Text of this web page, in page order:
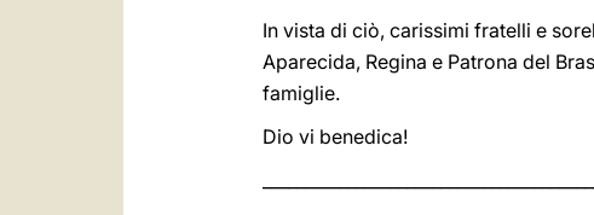
In vista di ciò, carissimi fratelli e
Aparecida, Regina e Patrona del
famiglie.
Dio vi benedica!